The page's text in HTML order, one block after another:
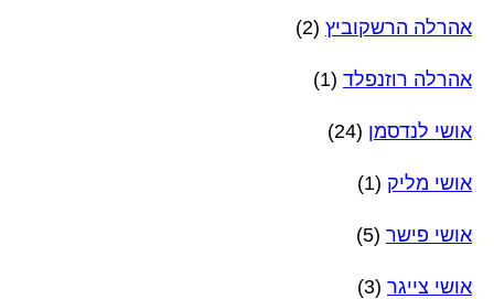
אהרלה הרשקוביץ (2)
אהרלה רוזנפלד (1)
אושי לנדסמן (24)
אושי מליק (1)
אושי פישר (5)
אושי צייגר (3)